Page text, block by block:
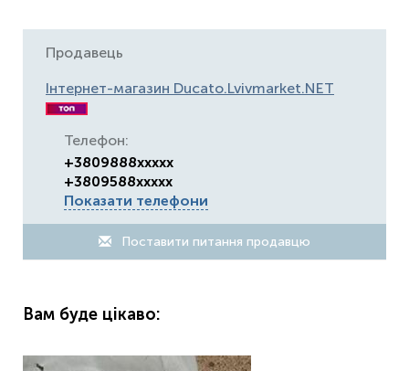
Продавець
Інтернет-магазин Ducato.Lvivmarket.NET
Телефон:
+3809888xxxxx
+3809588xxxxx
Показати телефони
Поставити питання продавцю
Вам буде цікаво: